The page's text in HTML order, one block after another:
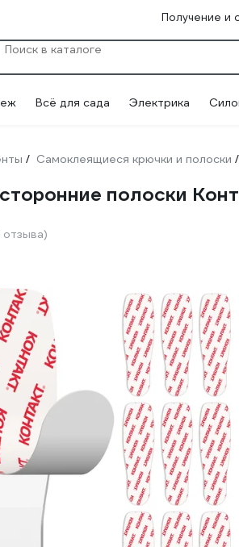
Получение и
Всё для сада Электрика
/ Самоклеящиеся крючки и полоски /
полоски
отзыва)